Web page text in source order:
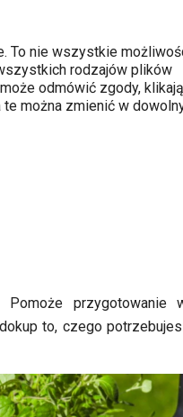
To nie wszystkie
rodzajów plików
odmówić zgody,
można zmienić w
przygotowanie
to, czego